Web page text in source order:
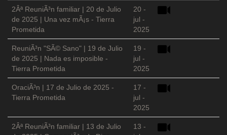
2Âª ReuniÃ³n familiar | 20 de Julio
de 2025 | Una vez mÃ¡s - Tierra
Prometida
20 -
jul -
2025
ReuniÃ³n "SÃ© Sano" | 19 de Julio
de 2025 | Nada es imposible -
Tierra Prometida
19 -
jul -
2025
OraciÃ³n | 17 de Julio de 2025 -
Tierra Prometida
17 -
jul -
2025
2Âª ReuniÃ³n familiar | 13 de Julio
13 -